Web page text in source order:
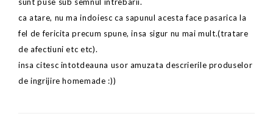
ca atare, nu ma indoiesc ca sapunul acesta face pasarica la
fel de fericita precum spune, insa sigur nu mai mult.(tratare
de afectiuni etc etc).
insa citesc intotdeauna usor amuzata descrierile produselor
de ingrijire homemade :))